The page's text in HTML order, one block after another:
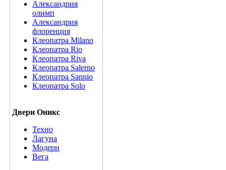
Александрия
олимп
Александрия
флоренция
Клеопатра Milano
Клеопатра Rio
Клеопатра Riva
Клеопатра Salerno
Клеопатра Sannio
Клеопатра Solo
Двери Оникс
Техно
Лагуна
Модерн
Вега